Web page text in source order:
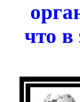
что